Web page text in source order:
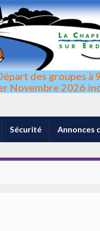
des groupes à
Novembre 2026
Sécurité Annonces